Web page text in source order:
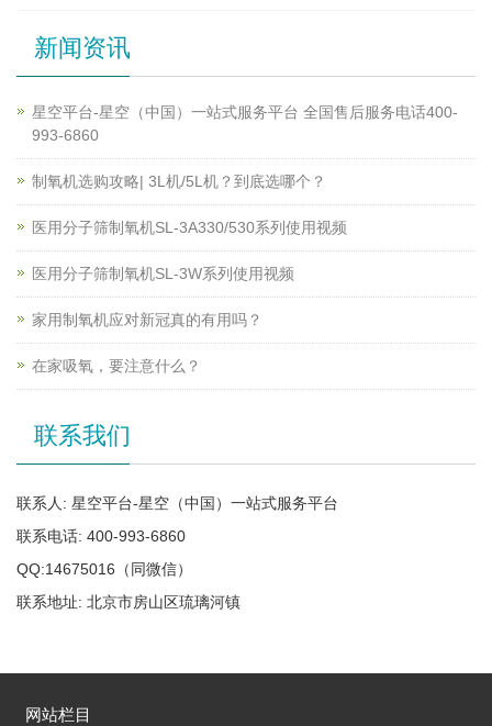
新闻资讯
星空平台-星空（中国）一站式服务平台 全国售后服务电话400-
993-6860
制氧机选购攻略| 3L机/5L机？到底选哪个？
医用分子筛制氧机SL-3A330/530系列使用视频
医用分子筛制氧机SL-3W系列使用视频
家用制氧机应对新冠真的有用吗？
在家吸氧，要注意什么？
联系我们
联系人: 星空平台-星空（中国）一站式服务平台
联系电话: 400-993-6860
QQ:14675016（同微信）
联系地址: 北京市房山区琉璃河镇
网站栏目